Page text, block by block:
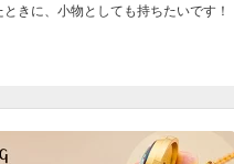
きに、小物としても持ちたいです！